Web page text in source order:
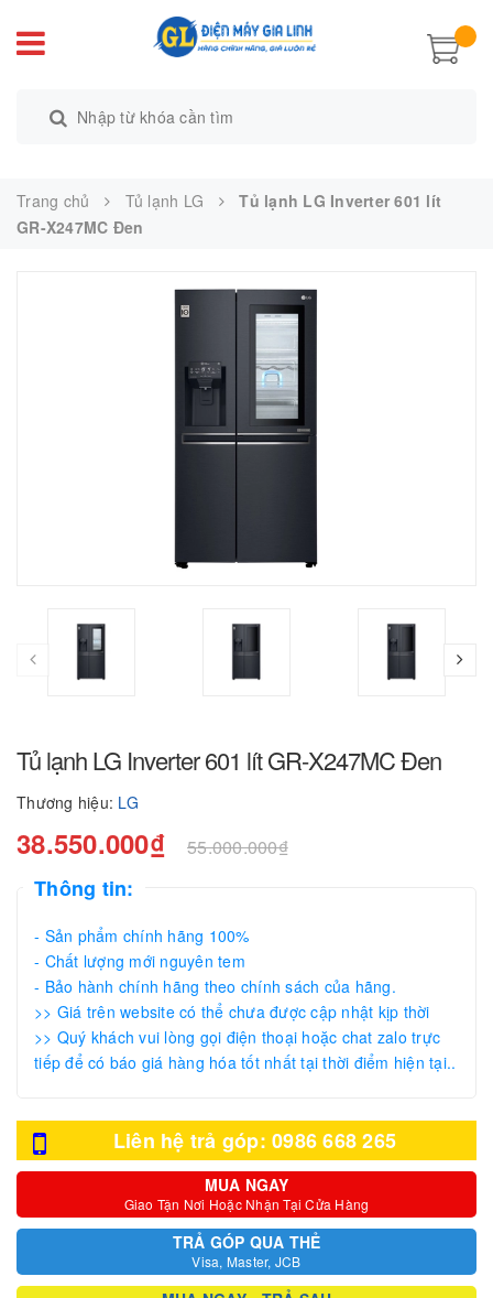
Trang chủ Tủ lạnh LG
Tủ lạnh LG Inverter 601 lít
GR-X247MC Đen
Tủ lạnh LG Inverter 601 lít GR-X247MC Đen
Thương hiệu: LG
38.550.000₫ 55.000.000₫
Thông tin:
- Sản phẩm chính hãng 100%
- Chất lượng mới nguyên tem
- Bảo hành chính hãng theo chính sách của hãng.
>> Giá trên website có thể chưa được cập nhật kịp thời
>> Quý khách vui lòng gọi điện thoại hoặc chat zalo trực
tiếp để có báo giá hàng hóa tốt nhất tại thời điểm hiện tại..
Liên hệ trả góp: 0986 668 265
MUA NGAY
Giao Tận Nơi Hoặc Nhận Tại Cửa Hàng
TRẢ GÓP QUA THẺ
Visa, Master, JCB